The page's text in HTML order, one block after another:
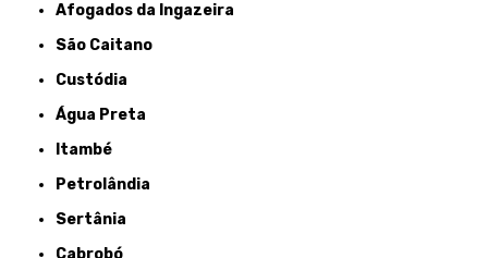
Afogados da Ingazeira
São Caitano
Custódia
Água Preta
Itambé
Petrolândia
Sertânia